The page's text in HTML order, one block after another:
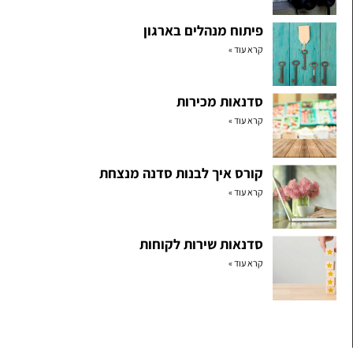
פיתוח מנהלים בארגון
קרא עוד »
סדנאות מכירות
קרא עוד »
קורס איך לבנות סדנה מנצחת
קרא עוד »
סדנאות שירות לקוחות
קרא עוד »